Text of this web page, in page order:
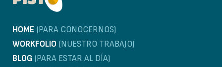
HOME (PARA CONOCERNOS)
WORKFOLIO (NUESTRO TRABAJO)
BLOG (PARA ESTAR AL DÍA)